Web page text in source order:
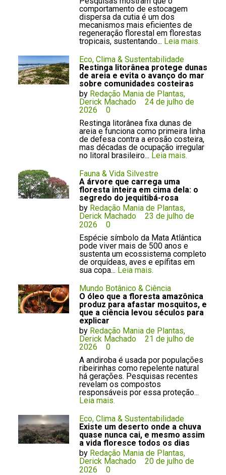
comportamento de estocagem
dispersa da cutia é um dos
mecanismos mais eficientes de
regeneração florestal em florestas
tropicais, sustentando... Leia mais.
Eco, Clima & Sustentabilidade
Restinga litorânea protege dunas
de areia e evita o avanço do mar
sobre comunidades costeiras
by Redação Mania de Plantas,
Derick Machado
24 de julho de
2026
0
Restinga litorânea fixa dunas de
areia e funciona como primeira linha
de defesa contra a erosão costeira,
mas décadas de ocupação irregular
no litoral brasileiro... Leia mais.
Fauna & Vida Silvestre
A árvore que carrega uma
floresta inteira em cima dela: o
segredo do jequitibá-rosa
by Redação Mania de Plantas,
Derick Machado
23 de julho de
2026
0
Espécie símbolo da Mata Atlântica
pode viver mais de 500 anos e
sustenta um ecossistema completo
de orquídeas, aves e epífitas em
sua copa... Leia mais.
Mundo Botânico & Ciência
O óleo que a floresta amazônica
produz para afastar mosquitos, e
que a ciência levou séculos para
explicar
by Redação Mania de Plantas,
Derick Machado
21 de julho de
2026
0
A andiroba é usada por populações
ribeirinhas como repelente natural
há gerações. Pesquisas recentes
revelam os compostos
responsáveis por essa proteção...
Leia mais.
Eco, Clima & Sustentabilidade
Existe um deserto onde a chuva
quase nunca cai, e mesmo assim
a vida floresce todos os dias
by Redação Mania de Plantas,
Derick Machado
20 de julho de
2026
0